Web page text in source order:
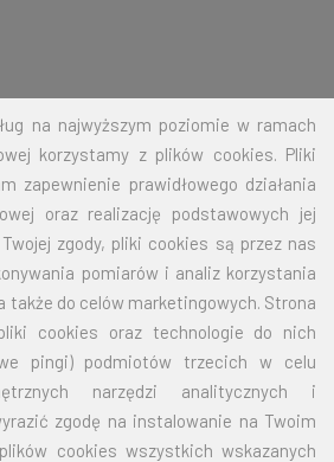
na najwyższym poziomie w ramach
korzystamy z plików cookies. Pliki
zapewnienie prawidłowego działania
oraz realizację podstawowych jej
zgody, pliki cookies są przez nas
pomiarów i analiz korzystania
także do celów marketingowych. Strona
cookies oraz technologie do nich
pingi) podmiotów trzecich w celu
narzędzi analitycznych i
zgodę na instalowanie na Twoim
cookies wszystkich wskazanych
ilości cena zostanie wyliczona
NETTO CENA BRUTTO
12,50 15,38
19,00 23,37
26,00 31,98
32,50 39,98